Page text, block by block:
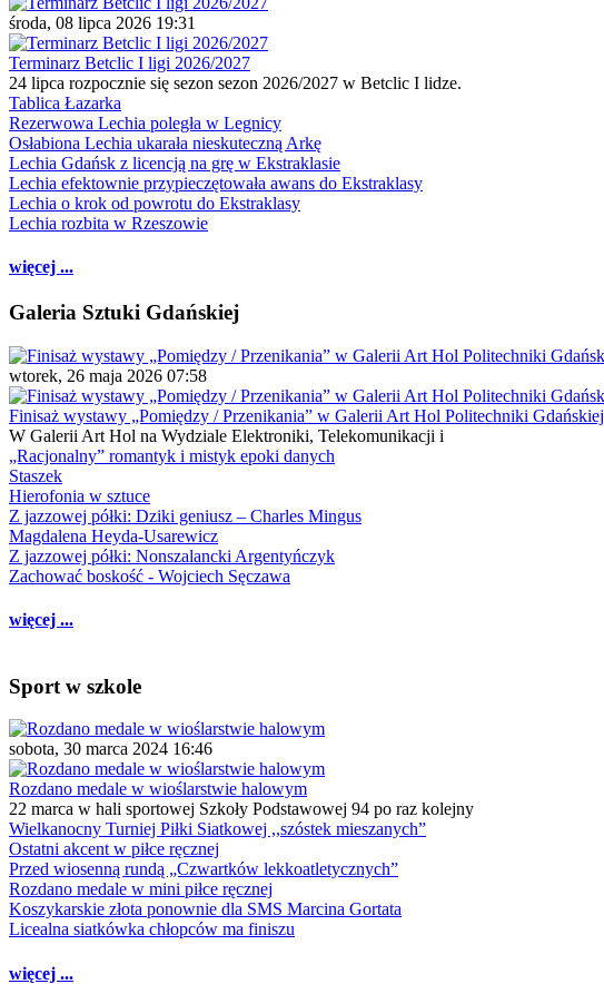
środa, 08 lipca 2026 19:31
Terminarz Betclic I ligi 2026/2027
24 lipca rozpocznie się sezon sezon 2026/2027 w Betclic I lidze.
Tablica Łazarka
Rezerwowa Lechia poległa w Legnicy
Osłabiona Lechia ukarała nieskuteczną Arkę
Lechia Gdańsk z licencją na grę w Ekstraklasie
Lechia efektownie przypieczętowała awans do Ekstraklasy
Lechia o krok od powrotu do Ekstraklasy
Lechia rozbita w Rzeszowie
więcej ...
Galeria Sztuki Gdańskiej
wtorek, 26 maja 2026 07:58
Finisaż wystawy „Pomiędzy / Przenikania” w Galerii Art Hol Politechniki Gdańskiej
W Galerii Art Hol na Wydziale Elektroniki, Telekomunikacji i
„Racjonalny” romantyk i mistyk epoki danych
Staszek
Hierofonia w sztuce
Z jazzowej półki: Dziki geniusz – Charles Mingus
Magdalena Heyda-Usarewicz
Z jazzowej półki: Nonszalancki Argentyńczyk
Zachować boskość - Wojciech Sęczawa
więcej ...
Sport w szkole
sobota, 30 marca 2024 16:46
Rozdano medale w wioślarstwie halowym
22 marca w hali sportowej Szkoły Podstawowej 94 po raz kolejny
Wielkanocny Turniej Piłki Siatkowej ,,szóstek mieszanych”
Ostatni akcent w piłce ręcznej
Przed wiosenną rundą „Czwartków lekkoatletycznych”
Rozdano medale w mini piłce ręcznej
Koszykarskie złota ponownie dla SMS Marcina Gortata
Licealna siatkówka chłopców ma finiszu
więcej ...